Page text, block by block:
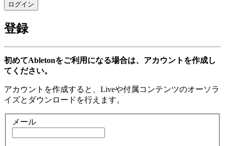
登録
初めてAbletonをご利用になる場合は、アカウントを作成し
てください。
アカウントを作成すると、Liveや付属コンテンツのオーソラ
イズとダウンロードを行えます。
メール